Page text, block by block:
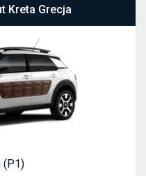
Kreta Grecja
(P1)